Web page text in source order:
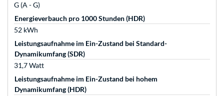
G (A - G)
Energieverbauch pro 1000 Stunden (HDR)
52 kWh
Leistungsaufnahme im Ein-Zustand bei Standard-
Dynamikumfang (SDR)
31,7 Watt
Leistungsaufnahme im Ein-Zustand bei hohem
Dynamikumfang (HDR)